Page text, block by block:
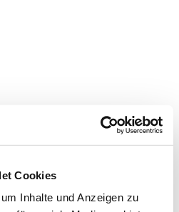
Cookies
Inhalte und Anzeigen zu